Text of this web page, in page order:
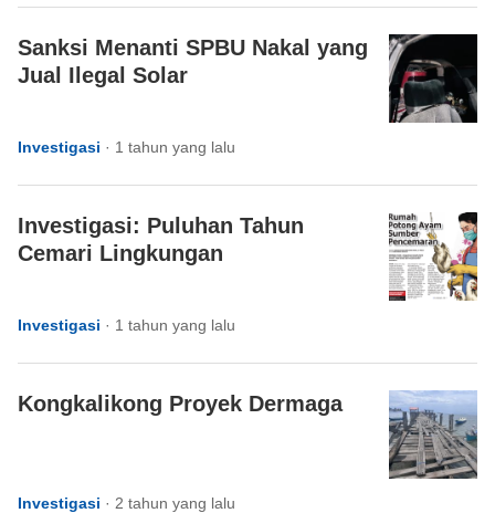
Sanksi Menanti SPBU Nakal yang
Jual Ilegal Solar
Investigasi · 1 tahun yang lalu
Investigasi: Puluhan Tahun
Cemari Lingkungan
Investigasi · 1 tahun yang lalu
Kongkalikong Proyek Dermaga
Investigasi · 2 tahun yang lalu